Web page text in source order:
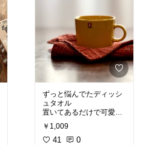
ずっと悩んでたディッシ
ュタオル
置いてあるだけで可愛い
ものが手に入って嬉し
い！
￥1,009
41 0